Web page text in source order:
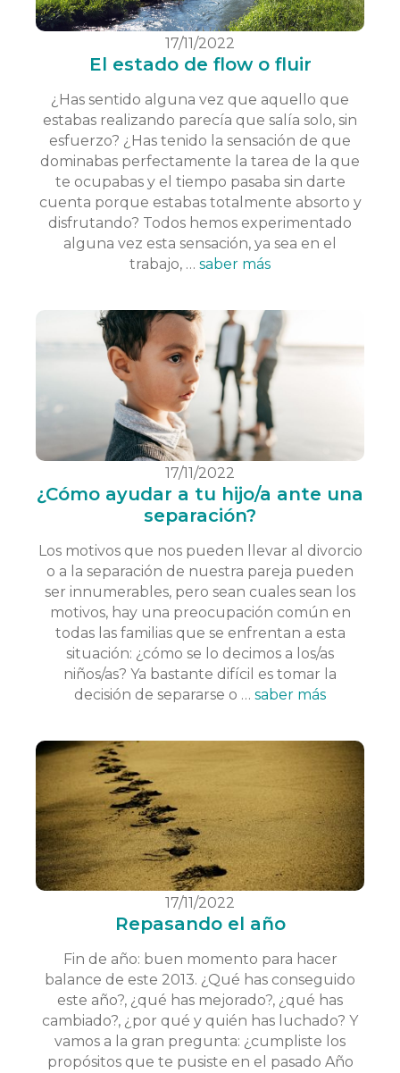
17/11/2022
El estado de flow o fluir
¿Has sentido alguna vez que aquello que
estabas realizando parecía que salía solo, sin
esfuerzo? ¿Has tenido la sensación de que
dominabas perfectamente la tarea de la que
te ocupabas y el tiempo pasaba sin darte
cuenta porque estabas totalmente absorto y
disfrutando? Todos hemos experimentado
alguna vez esta sensación, ya sea en el
trabajo, … saber más
17/11/2022
¿Cómo ayudar a tu hijo/a ante una
separación?
Los motivos que nos pueden llevar al divorcio
o a la separación de nuestra pareja pueden
ser innumerables, pero sean cuales sean los
motivos, hay una preocupación común en
todas las familias que se enfrentan a esta
situación: ¿cómo se lo decimos a los/as
niños/as? Ya bastante difícil es tomar la
decisión de separarse o … saber más
17/11/2022
Repasando el año
Fin de año: buen momento para hacer
balance de este 2013. ¿Qué has conseguido
este año?, ¿qué has mejorado?, ¿qué has
cambiado?, ¿por qué y quién has luchado? Y
vamos a la gran pregunta: ¿cumpliste los
propósitos que te pusiste en el pasado Año